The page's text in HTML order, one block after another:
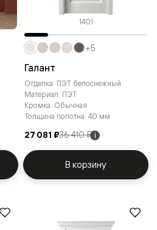
1401
Галант
Отделка: ПЭТ белоснежный
Материал: ПЭТ
Кромка: Обычная
Толщина полотна: 40 мм
27 081 ₽36 410 ₽ i
+5
В корзину